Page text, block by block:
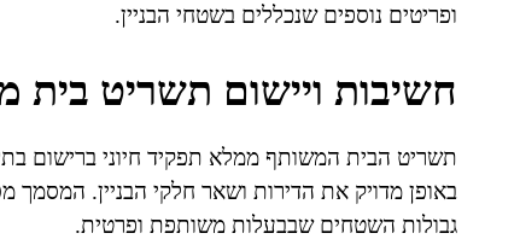
ופריטים נוספים שנכללים בשטחי הבניין.
חשיבות ויישום תשריט בית
תשריט הבית המשותף ממלא תפקיד חיוני ברישום
באופן מדויק את הדירות ושאר חלקי הבניין. המסמך
גבולות השטחים שבבעלות משותפת ופרטית.